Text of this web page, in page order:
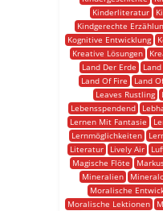
Kinderliteratur
Kindgerechte
Kognitive Entwicklung
Kreative Lösungen
Land Der Erde
Land Of Fire
Land
Leaves Rustling
Lebensspendend
Lernen Mit Fantasie
Lernmöglichkeiten
Literatur
Lively Air
Magische Flöte
Mineralien
Moralische
Moralische Lektionen